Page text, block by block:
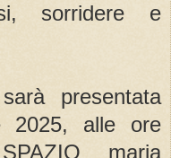
sorridere e
presentata
2025, alle ore
maria